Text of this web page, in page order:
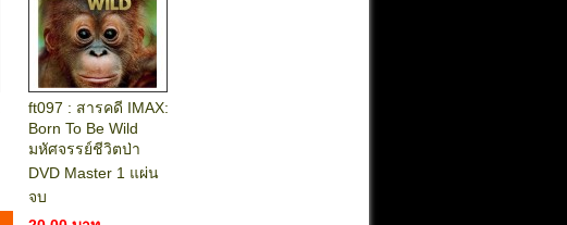
ft097 : สารคดี IMAX:
Born To Be Wild
มหัศจรรย์ชีวิตป่า
DVD Master 1 แผ่น
จบ